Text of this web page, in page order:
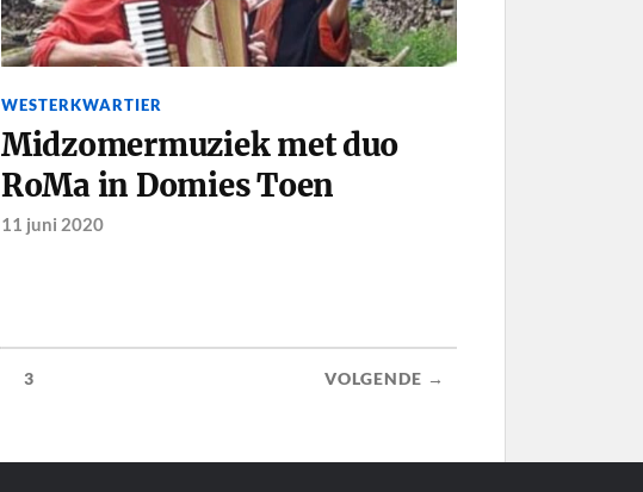
WESTERKWARTIER
Midzomermuziek met duo
RoMa in Domies Toen
11 juni 2020
3 VOLGENDE →